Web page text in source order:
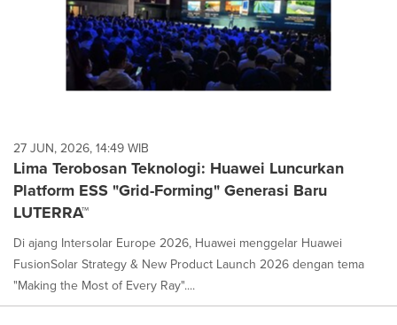
27 JUN, 2026, 14:49 WIB
Lima Terobosan Teknologi: Huawei Luncurkan
Platform ESS "Grid-Forming" Generasi Baru
LUTERRA™
Di ajang Intersolar Europe 2026, Huawei menggelar Huawei
FusionSolar Strategy & New Product Launch 2026 dengan tema
"Making the Most of Every Ray"....